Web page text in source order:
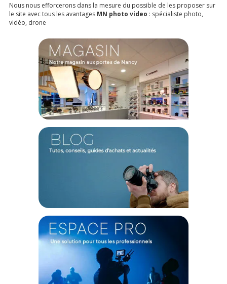
Nous nous efforcerons dans la mesure du possible de les proposer sur
le site avec tous les avantages MN photo video : spécialiste photo,
vidéo, drone